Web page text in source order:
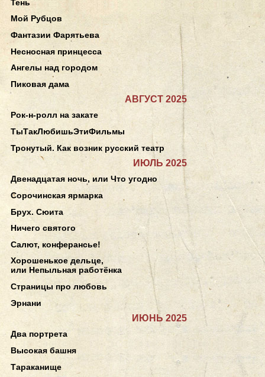
Тень
Мой Рубцов
Фантазии Фарятьева
Несносная принцесса
Ангелы над городом
Пиковая дама
АВГУСТ 2025
Рок-н-ролл на закате
ТыТакЛюбишьЭтиФильмы
Тронутый. Как возник русский театр
ИЮЛЬ 2025
Двенадцатая ночь, или Что угодно
Сорочинская ярмарка
Брух. Сюита
Ничего святого
Салют, конферансье!
Хорошенькое дельце,
или Непыльная работёнка
Страницы про любовь
Эрнани
ИЮНЬ 2025
Два портрета
Высокая башня
Тараканище